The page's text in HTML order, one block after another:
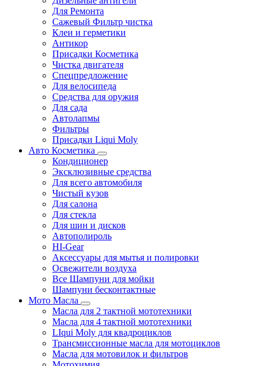
Для Ремонта
Сажевый Фильтр чистка
Клеи и герметики
Антикор
Присадки Косметика
Чистка двигателя
Спецпредложение
Для велосипеда
Средства для оружия
Для сада
Автолапмы
Фильтры
Присадки Liqui Moly
Авто Косметика
Кондиционер
Эксклюзивные средства
Для всего автомобиля
Чистый кузов
Для салона
Для стекла
Для шин и дисков
Автополироль
HI-Gear
Аксессуары для мытья и полировки
Освежители воздуха
Все Шампуни для мойки
Шампуни бесконтактные
Мото Масла
Масла для 2 тактной мототехники
Масла для 4 тактной мототехники
LIqui Moly для квадроциклов
Трансмиссионные масла для мотоциклов
Масла для мотовилок и фильтров